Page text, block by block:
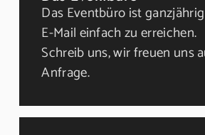
Das Eventbüro ist
E-Mail einfach zu erreichen.
Schreib uns, wir freuen uns
Anfrage.